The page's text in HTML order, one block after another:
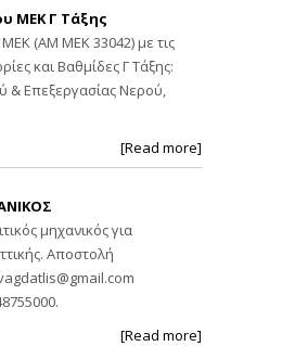
ΜΕΚ Γ Τάξης
ΜΕΚ (ΑΜ ΜΕΚ 33042) με τις
και Βαθμίδες Γ Τάξης:
& Επεξεργασίας Νερού,
[Read more]
μηχανικός για
Αποστολή
[Read more]